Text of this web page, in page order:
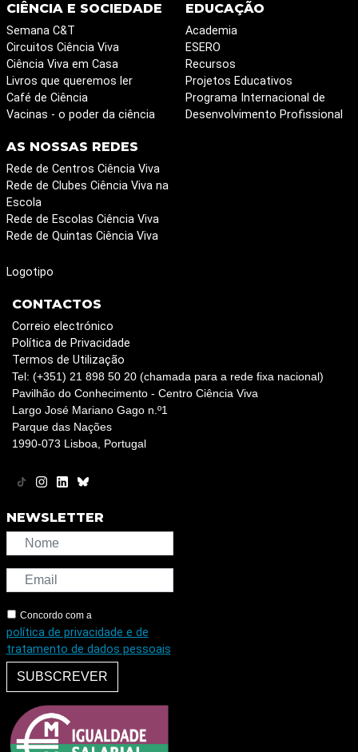
CIÊNCIA E SOCIEDADE
Semana C&T
Circuitos Ciência Viva
Ciência Viva em Casa
Livros que queremos ler
Café de Ciência
Vacinas - o poder da ciência
EDUCAÇÃO
Academia
ESERO
Recursos
Projetos Educativos
Programa Internacional de
Desenvolvimento Profissional
AS NOSSAS REDES
Rede de Centros Ciência Viva
Rede de Clubes Ciência Viva na
Escola
Rede de Escolas Ciência Viva
Rede de Quintas Ciência Viva
Logotipo
CONTACTOS
Correio electrónico
Política de Privacidade
Termos de Utilização
Tel: (+351) 21 898 50 20 (chamada para a rede fixa nacional)
Pavilhão do Conhecimento - Centro Ciência Viva
Largo José Mariano Gago n.º1
Parque das Nações
1990-073 Lisboa, Portugal
NEWSLETTER
Concordo com a
política de privacidade e de
tratamento de dados pessoais
SUBSCREVER